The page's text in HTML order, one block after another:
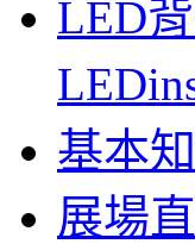
LED
基本
展場